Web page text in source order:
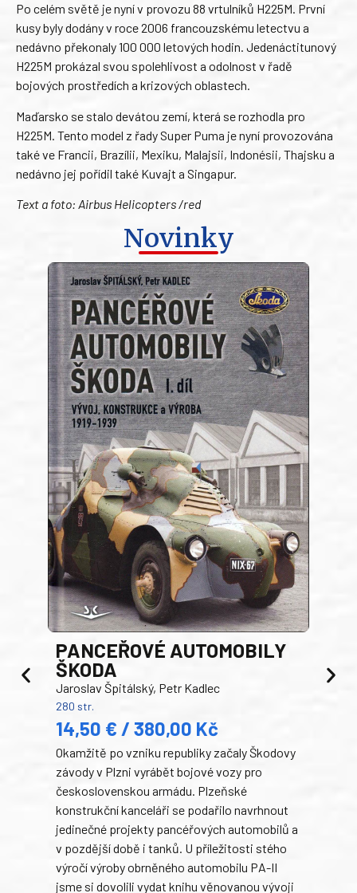
Po celém světě je nyní v provozu 88 vrtulníků H225M. První
kusy byly dodány v roce 2006 francouzskému letectvu a
nedávno překonaly 100 000 letových hodin. Jedenáctitunový
H225M prokázal svou spolehlivost a odolnost v řadě
bojových prostředích a krizových oblastech.
Maďarsko se stalo devátou zemí, která se rozhodla pro
H225M. Tento model z řady Super Puma je nyní provozována
také ve Francii, Brazílii, Mexiku, Malajsii, Indonésii, Thajsku a
nedávno jej pořídil také Kuvajt a Singapur.
Text a foto: Airbus Helicopters /red
Novinky
PANCEŘOVÉ AUTOMOBILY
ŠKODA
Jaroslav Špitálský, Petr Kadlec
280 str.
14,50 € / 380,00 Kč
Okamžitě po vzniku republiky začaly Škodovy
závody v Plzni vyrábět bojové vozy pro
československou armádu. Plzeňské
konstrukční kanceláři se podařilo navrhnout
jedinečné projekty pancéřových automobilů a
v pozdější době i tanků. U příležitosti stého
výročí výroby obrněného automobilu PA-II
jsme si dovolili vydat knihu věnovanou vývoji